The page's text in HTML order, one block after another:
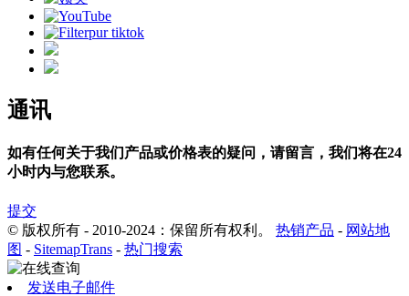
通讯
如有任何关于我们产品或价格表的疑问，请留言，我们将在24
小时内与您联系。
提交
© 版权所有 - 2010-2024：保留所有权利。 热销产品 - 网站地
图 - SitemapTrans - 热门搜索
发送电子邮件